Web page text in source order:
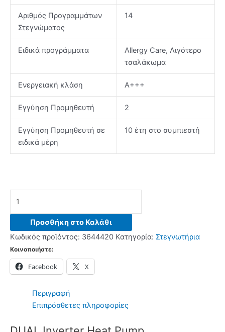
Αριθμός Προγραμμάτων
Στεγνώματος
14
Ειδικά προγράμματα
Allergy Care, Λιγότερο
τσαλάκωμα
Ενεργειακή κλάση Α+++
Εγγύηση Προμηθευτή 2
Εγγύηση Προμηθευτή σε
ειδικά μέρη
10 έτη στο συμπιεστή
RH90V9AVHN
Στεγνωτήριο
White
δόσεις
ποσότητα
Προσθήκη στο Καλάθι
Κωδικός προϊόντος: 3644420 Κατηγορία: Στεγνωτήρια
Κοινοποιήστε:
Facebook X
Περιγραφή
Επιπρόσθετες πληροφορίες